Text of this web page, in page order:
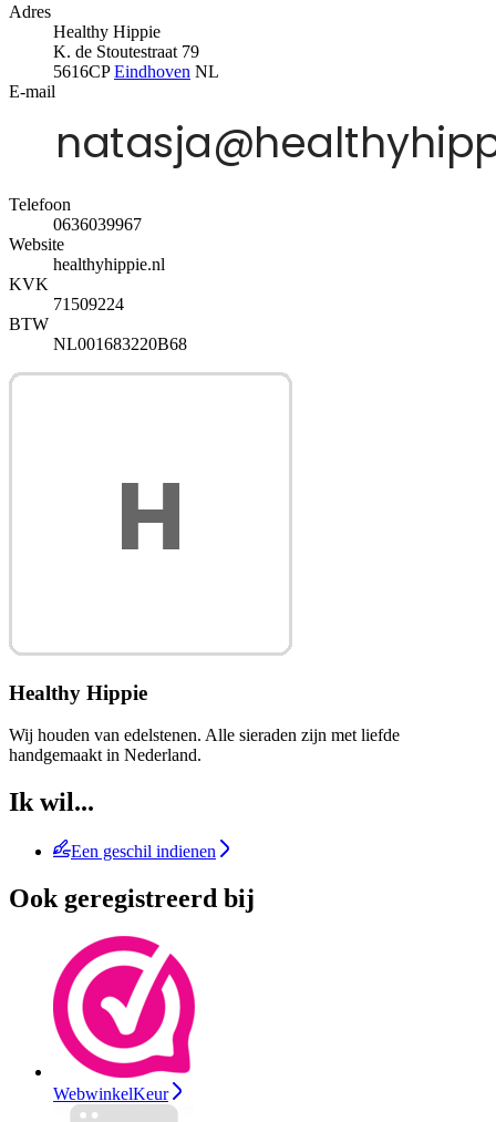
Adres
Healthy Hippie
K. de Stoutestraat 79
5616CPEindhoven NL
E-mail
Telefoon
0636039967
Website
healthyhippie.nl
KVK
71509224
BTW
NL001683220B68
Healthy Hippie
Wij houden van edelstenen. Alle sieraden zijn met liefde
handgemaakt in Nederland.
Ik wil...
Een geschil indienen
Ook geregistreerd bij
WebwinkelKeur